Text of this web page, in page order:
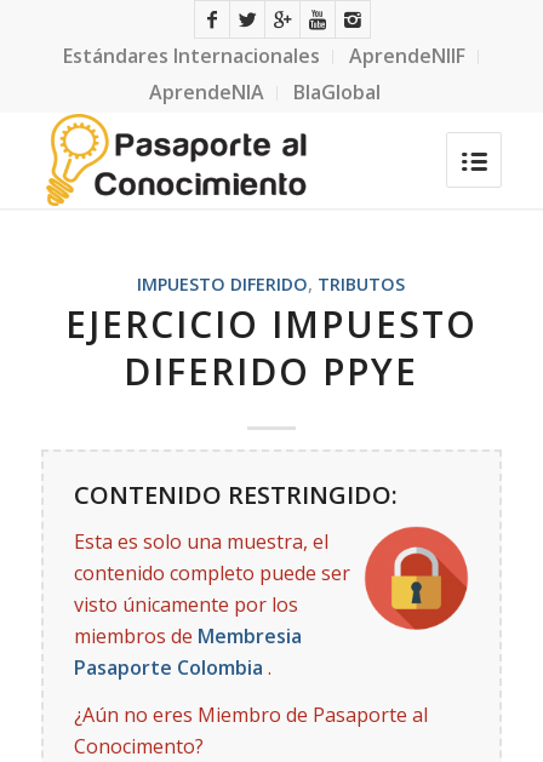
Estándares Internacionales
AprendeNIIF
AprendeNIA
BlaGlobal
IMPUESTO DIFERIDO, TRIBUTOS
EJERCICIO IMPUESTO
DIFERIDO PPYE
CONTENIDO RESTRINGIDO:
Esta es solo una muestra, el
contenido completo puede ser
visto únicamente por los
miembros de Membresia
Pasaporte Colombia .
¿Aún no eres Miembro de Pasaporte al
Conocimento?